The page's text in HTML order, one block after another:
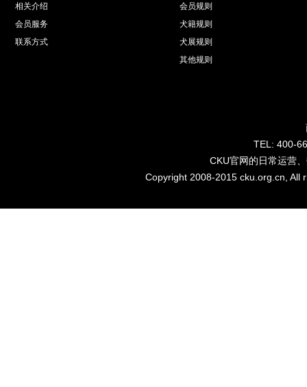
相关介绍
会员服务
联系方式
会员规则
犬籍规则
犬展规则
其他规则
TEL: 400-
CKU官网的日常运营
Copyright 2008-2015 cku.org.cn,